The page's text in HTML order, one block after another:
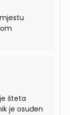
šteta
je osuđen